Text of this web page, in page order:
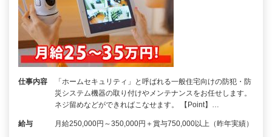
仕事内容
「ホームセキュリティ」と呼ばれる一般住宅向けの防犯・防
災システム機器の取り付けやメンテナンスをお任せします。
ネジ留めなどができればこなせます。 【Point】…
給与 月給250,000円～350,000円＋賞与750,000以上（昨年実績）